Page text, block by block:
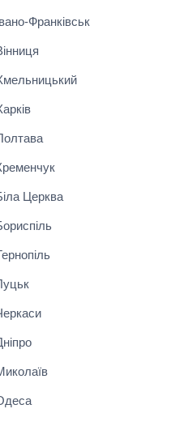
Франківськ
Церква